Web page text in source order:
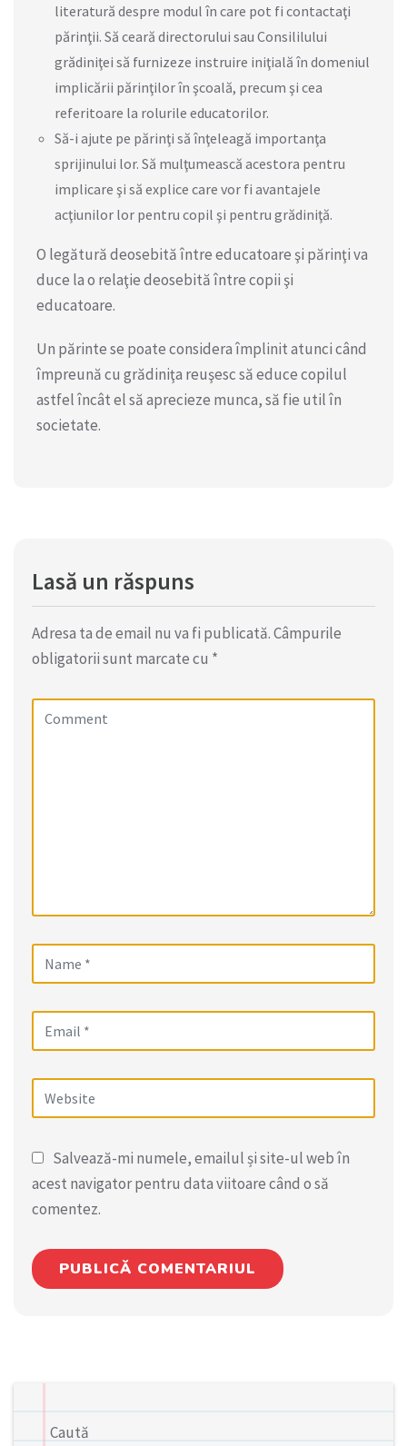
literatură despre modul în care pot fi contactaţi
părinţii. Să ceară directorului sau Consililului
grădiniţei să furnizeze instruire iniţială în domeniul
implicării părinţilor în şcoală, precum şi cea
referitoare la rolurile educatorilor.
Să-i ajute pe părinţi să înţeleagă importanţa
sprijinului lor. Să mulţumească acestora pentru
implicare şi să explice care vor fi avantajele
acţiunilor lor pentru copil şi pentru grădiniţă.
O legătură deosebită între educatoare şi părinţi va
duce la o relaţie deosebită între copii şi
educatoare.
Un părinte se poate considera împlinit atunci când
împreună cu grădiniţa reuşesc să educe copilul
astfel încât el să aprecieze munca, să fie util în
societate.
Lasă un răspuns
Adresa ta de email nu va fi publicată.Câmpurile
obligatorii sunt marcate cu *
Salvează-mi numele, emailul și site-ul web în
acest navigator pentru data viitoare când o să
comentez.
Caută